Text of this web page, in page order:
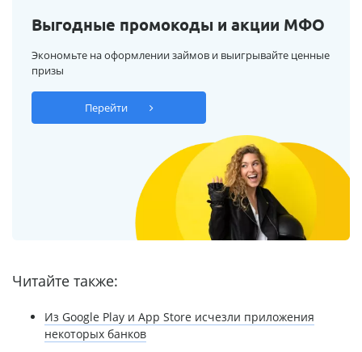
Выгодные промокоды и акции МФО
Экономьте на оформлении займов и выигрывайте ценные
призы
Перейти
Читайте также:
Из Google Play и App Store исчезли приложения
некоторых банков